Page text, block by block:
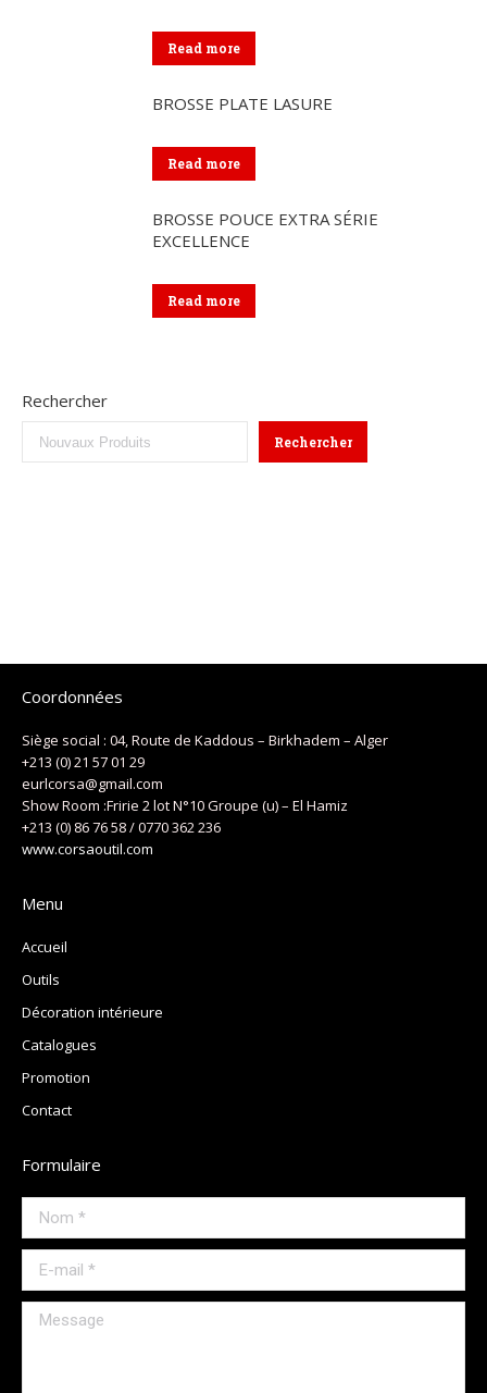
Read more
BROSSE PLATE LASURE
Read more
BROSSE POUCE EXTRA SÉRIE
EXCELLENCE
Read more
Rechercher
Rechercher
Coordonnées
Siège social : 04, Route de Kaddous – Birkhadem – Alger
+213 (0) 21 57 01 29
eurlcorsa@gmail.com
Show Room :Fririe 2 lot N°10 Groupe (u) – El Hamiz
+213 (0) 86 76 58 / 0770 362 236
www.corsaoutil.com
Menu
Accueil
Outils
Décoration intérieure
Catalogues
Promotion
Contact
Formulaire
Nom *
E-mail *
Message